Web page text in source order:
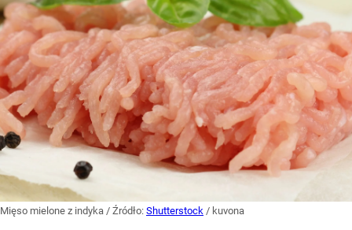
Mięso mielone z indyka / Źródło: Shutterstock / kuvona